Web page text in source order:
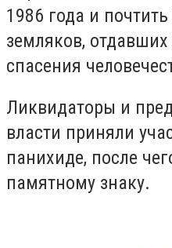
1986 года и
земляков,
спасения
Ликвидаторы и
власти приняли
панихиде, после
памятному знаку.